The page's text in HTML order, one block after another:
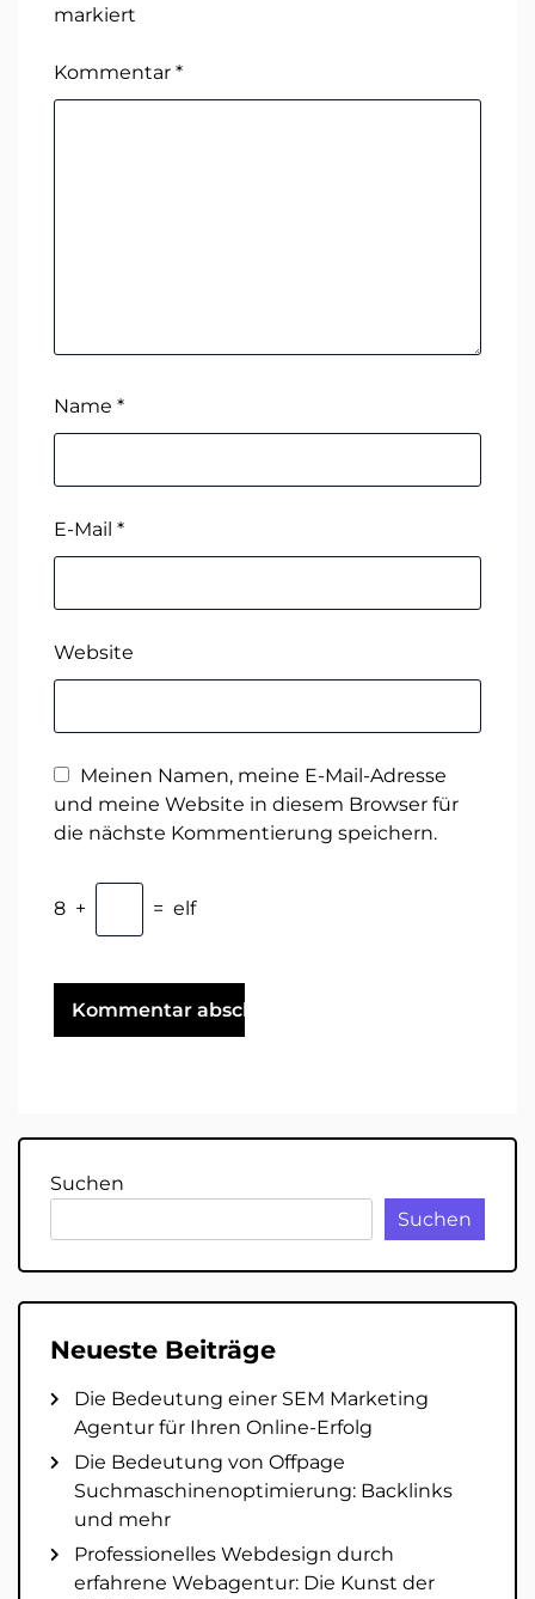
markiert
Kommentar *
Name *
E-Mail *
Website
Meinen Namen, meine E-Mail-Adresse
und meine Website in diesem Browser für
die nächste Kommentierung speichern.
8 + = elf
Suchen
Suchen
Neueste Beiträge
Die Bedeutung einer SEM Marketing
Agentur für Ihren Online-Erfolg
Die Bedeutung von Offpage
Suchmaschinenoptimierung: Backlinks
und mehr
Professionelles Webdesign durch
erfahrene Webagentur: Die Kunst der